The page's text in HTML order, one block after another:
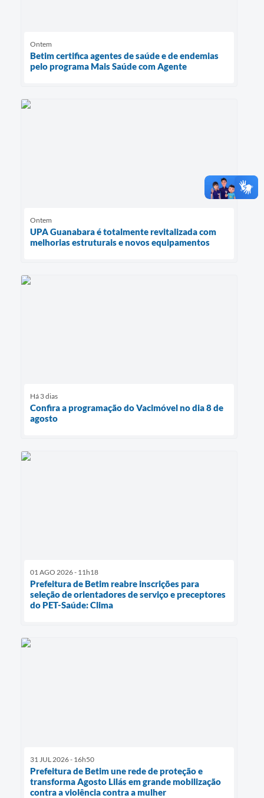
Ontem
Betim certifica agentes de saúde e de endemias
pelo programa Mais Saúde com Agente
Ontem
UPA Guanabara é totalmente revitalizada com
melhorias estruturais e novos equipamentos
Há 3 dias
Confira a programação do Vacimóvel no dia 8 de
agosto
01 AGO 2026 - 11h18
Prefeitura de Betim reabre inscrições para
seleção de orientadores de serviço e preceptores
do PET-Saúde: Clima
31 JUL 2026 - 16h50
Prefeitura de Betim une rede de proteção e
transforma Agosto Lilás em grande mobilização
contra a violência contra a mulher